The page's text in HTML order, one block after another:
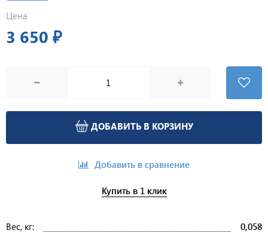
Цена
3 650 ₽
ДОБАВИТЬ В КОРЗИНУ
Добавить в сравнение
Купить в 1 клик
Вес, кг: 0,058